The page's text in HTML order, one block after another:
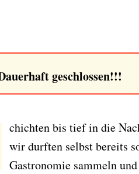
geschlossen!!!
chichten bis tief in die
wir durften selbst bereits
Gastronomie sammeln